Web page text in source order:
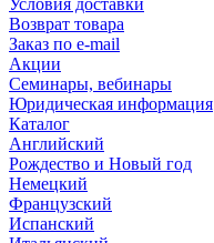
Возврат товара
Заказ по e-mail
Акции
Семинары, вебинары
Юридическая информация
Каталог
Английский
Рождество и Новый год
Немецкий
Французский
Испанский